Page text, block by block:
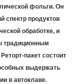
фольги. Он
спектр продуктов
обработке, и
традиционным
пакет состоит
выдержать
в автоклаве.